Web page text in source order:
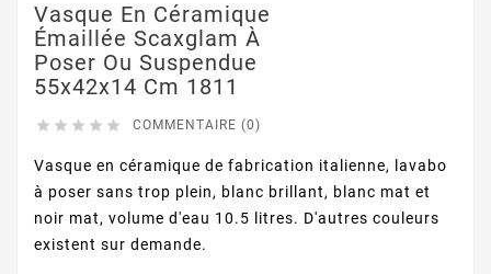
Vasque En Céramique
Émaillée Scaxglam À
Poser Ou Suspendue
55x42x14 Cm 1811
     COMMENTAIRE (0)
Vasque en céramique de fabrication italienne, lavabo
à poser sans trop plein, blanc brillant, blanc mat et
noir mat, volume d'eau 10.5 litres. D'autres couleurs
existent sur demande.